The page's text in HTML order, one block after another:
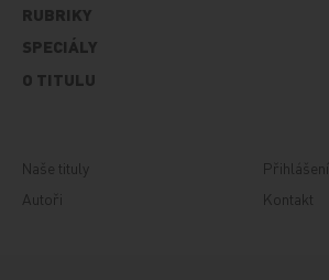
RUBRIKY
SPECIÁLY
O TITULU
Naše tituly
Autoři
Přihlášení
Kontakt